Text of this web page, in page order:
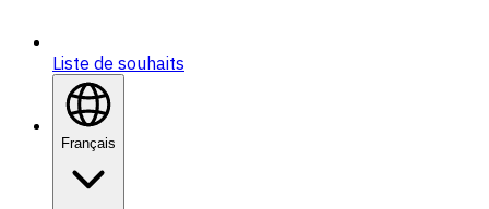
Liste de souhaits
Français